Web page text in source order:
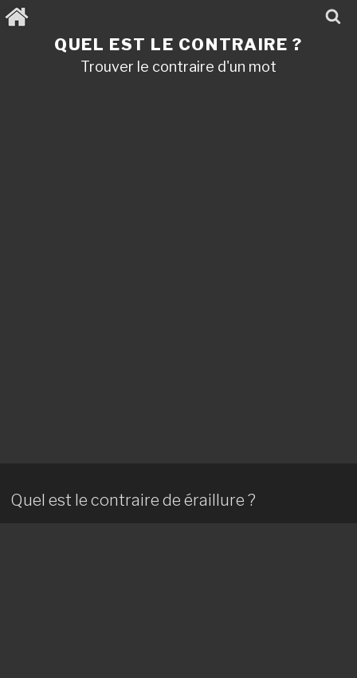
Aller
au
QUEL EST LE CONTRAIRE ?
Trouver le contraire d'un mot
Quel est le contraire de éraillure ?